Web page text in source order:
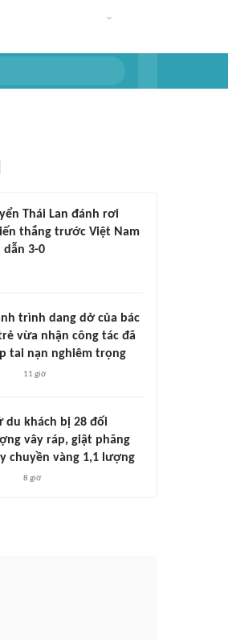
Thái Lan đánh rơi
thắng trước Việt Nam
dẫn 3-0
trình dang dở của bác
vừa nhận công tác đã
tai nạn nghiêm trọng
11 giờ
du khách bị 28 đối
vây ráp, giật phăng
chuyền vàng 1,1 lượng
8 giờ